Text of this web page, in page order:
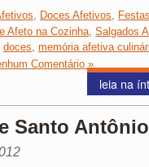
Doces Afetivos
Afeto na Cozinha, Salgados
doces, memória afetiva
Comentário »
leia na
Santo Antônio